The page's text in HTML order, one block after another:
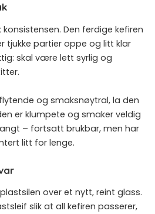
konsistensen. Den ferdige kefiren
tjukke partier oppe og litt klar
skal være lett syrlig og
og smaksnøytral, la den
er klumpete og smaker veldig
– fortsatt brukbar, men har
litt for lenge.
over et nytt, reint glass.
slik at all kefiren passerer,